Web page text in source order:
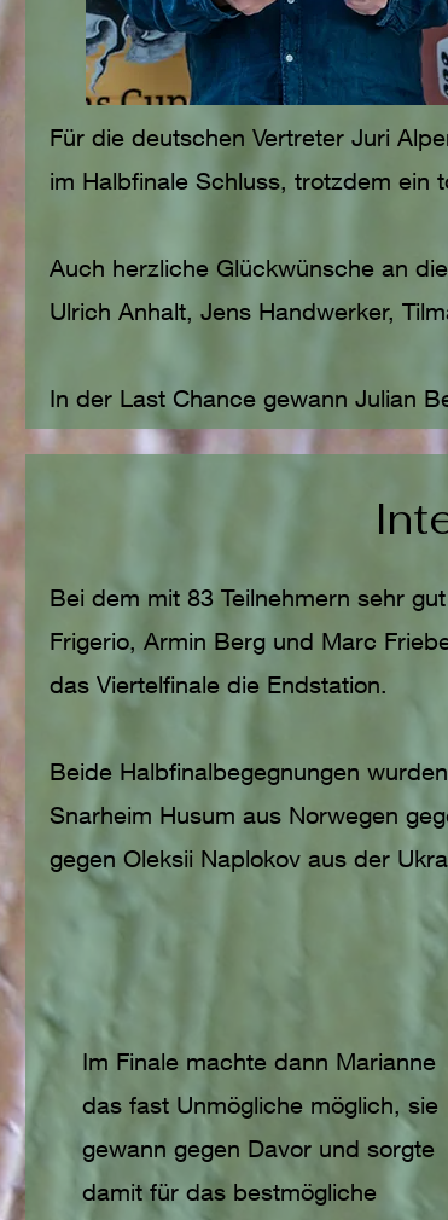
Für die deutschen Vertreter Juri
im Halbfinale Schluss, trotzdem ein
Auch herzliche Glückwünsche an
Ulrich Anhalt, Jens Handwerker,
In der Last Chance gewann Julian
Bei dem mit 83 Teilnehmern sehr
Frigerio, Armin Berg und Marc
das Viertelfinale die Endstation.
Beide Halbfinalbegegnungen
Snarheim Husum aus Norwegen
gegen Oleksii Naplokov aus der
Im Finale machte dann Marianne
das fast Unmögliche möglich, sie
gewann gegen Davor und sorgte
damit für das bestmögliche